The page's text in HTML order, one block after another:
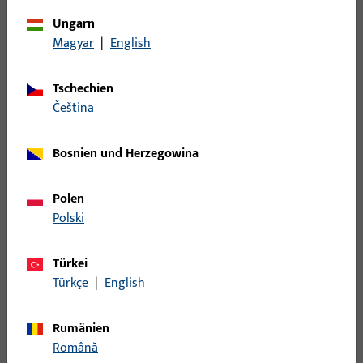
NEUTRAL, 2 TOUR, X&#61;0 KROEPFUNG DER PLATTE,
VE:EINZELVERP.
S2800015 | U-Profilschließblech |
U-Profilschließblech, Modell-Nr. S280
Winkelschließblech, Modell-Nr. S280
S2800049 | U-Profilschließblech |
Ungarn
Magyar | English
Tschechien
čeština
Bosnien und Herzegowina
Polen
Polski
Türkei
Türkçe | English
Rumänien
Română